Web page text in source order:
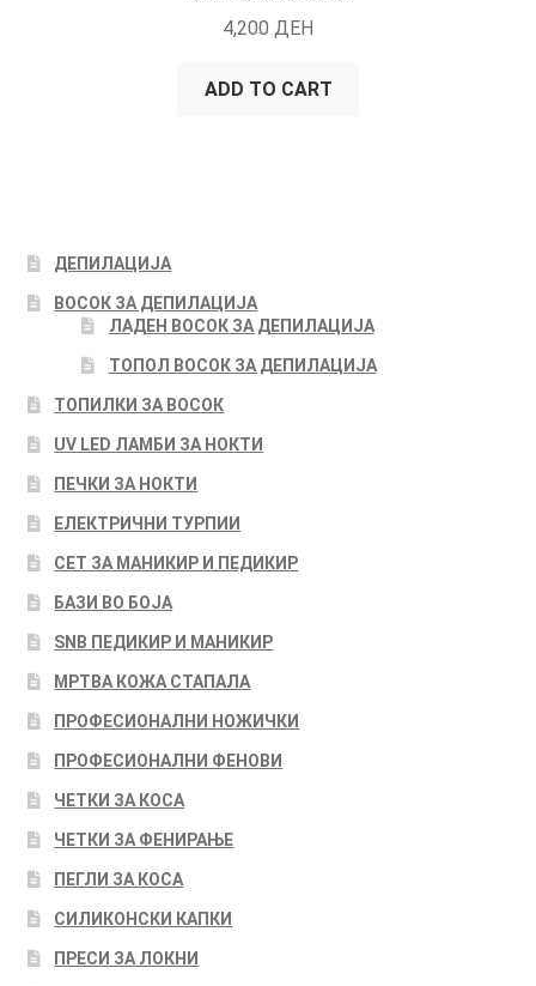
4,200 ДЕН
ADD TO CART
ДЕПИЛАЦИЈА
ВОСОК ЗА ДЕПИЛАЦИЈА
ЛАДЕН ВОСОК ЗА ДЕПИЛАЦИЈА
ТОПОЛ ВОСОК ЗА ДЕПИЛАЦИЈА
ТОПИЛКИ ЗА ВОСОК
UV LED ЛАМБИ ЗА НОКТИ
ПЕЧКИ ЗА НОКТИ
ЕЛЕКТРИЧНИ ТУРПИИ
СЕТ ЗА МАНИКИР И ПЕДИКИР
БАЗИ ВО БОЈА
SNB ПЕДИКИР И МАНИКИР
МРТВА КОЖА СТАПАЛА
ПРОФЕСИОНАЛНИ НОЖИЧКИ
ПРОФЕСИОНАЛНИ ФЕНОВИ
ЧЕТКИ ЗА КОСА
ЧЕТКИ ЗА ФЕНИРАЊЕ
ПЕГЛИ ЗА КОСА
СИЛИКОНСКИ КАПКИ
ПРЕСИ ЗА ЛОКНИ